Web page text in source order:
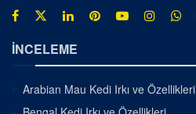
İNCELEME
Arabian Mau Kedi Irkı ve Özellikleri